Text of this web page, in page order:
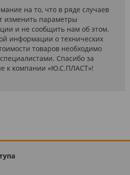
на то, что в ряде случаев
изменить параметры
и не сообщить нам об этом.
информации о технических
товаров необходимо
Спасибо за
к компании «Ю.С.ПЛАСТ»!